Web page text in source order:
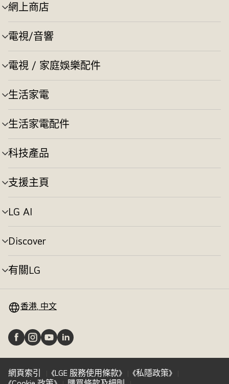
網上商店
選
單
切
換
電視/音響
選
單
切
換
電視 / 家庭娛樂配件
選
單
切
換
生活家電
選
單
切
換
生活家電配件
選
單
切
換
科技產品
選
單
切
換
支援主頁
選
單
切
換
LG AI
選
單
切
換
Discover
選
單
切
換
有關LG
選
換 香港, 中文
網頁索引 《LGE 服務使用條款》
《私隱政策》